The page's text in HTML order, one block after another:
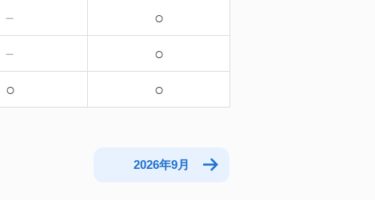
－ ○
－ ○
○ ○
2026年9月